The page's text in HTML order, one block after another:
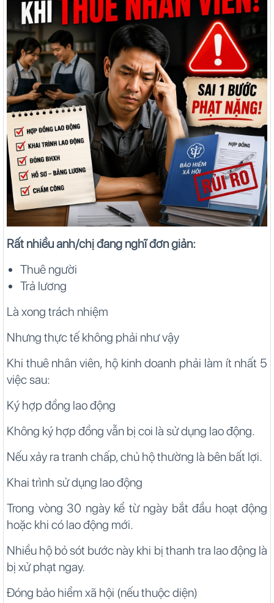
Rất nhiều anh/chị đang nghĩ đơn giản:
Thuê người
Trả lương
Là xong trách nhiệm
Nhưng thực tế không phải như vậy
Khi thuê nhân viên, hộ kinh doanh phải làm ít nhất 5
việc sau:
Ký hợp đồng lao động
Không ký hợp đồng vẫn bị coi là sử dụng lao động.
Nếu xảy ra tranh chấp, chủ hộ thường là bên bất lợi.
Khai trình sử dụng lao động
Trong vòng 30 ngày kể từ ngày bắt đầu hoạt động
hoặc khi có lao động mới.
Nhiều hộ bỏ sót bước này khi bị thanh tra lao động là
bị xử phạt ngay.
Đóng bảo hiểm xã hội (nếu thuộc diện)